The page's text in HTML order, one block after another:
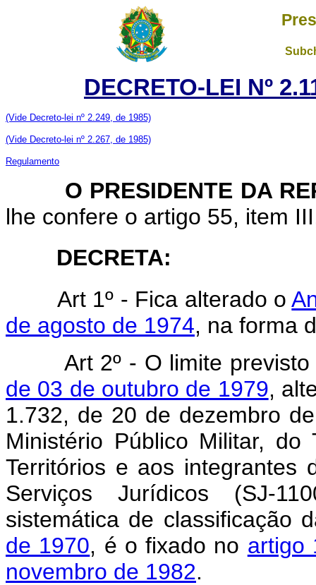
DECRETO-LEI Nº
(Vide Decreto-lei nº 2.249, de 1985)
(Vide Decreto-lei nº 2.267, de 1985)
Regulamento
O PRESIDENTE DA
lhe confere o artigo 55, item
DECRETA:
Art 1º - Fica alterado o
de agosto de 1974, na forma
Art 2º - O limite
de 03 de outubro de 1979,
1.732, de 20 de dezembro
Ministério Público Militar,
Territórios e aos integrantes
Serviços Jurídicos (SJ-
sistemática de classificação
de 1970, é o fixado no artigo
novembro de 1982.